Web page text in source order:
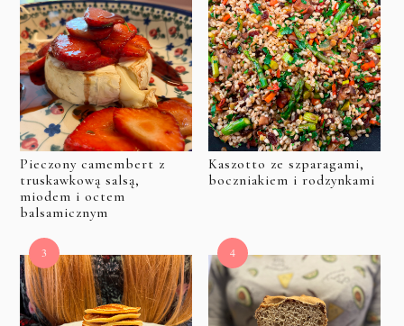
Pieczony camembert z
truskawkową salsą,
miodem i octem
balsamicznym
Kaszotto ze szparagami,
boczniakiem i rodzynkami